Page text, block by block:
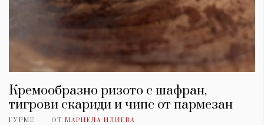
Кремообразно ризото с шафран,
тигрови скариди и чипс от пармезан
ГУРМЕ ОТ МАРИЕЛА ИЛИЕВА